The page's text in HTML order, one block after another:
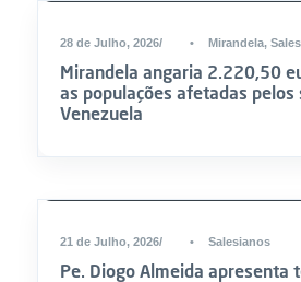
DESTAQUE
28 de Julho, 2026 • Mirandela,
Mirandela angaria 2.220,50
as populações afetadas pelos
Venezuela
21 de Julho, 2026 • Salesianos
Pe. Diogo Almeida apresenta